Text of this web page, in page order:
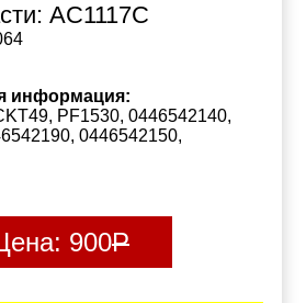
AC1117C
информация:
PF1530, 0446542140,
0446542150,
900Р